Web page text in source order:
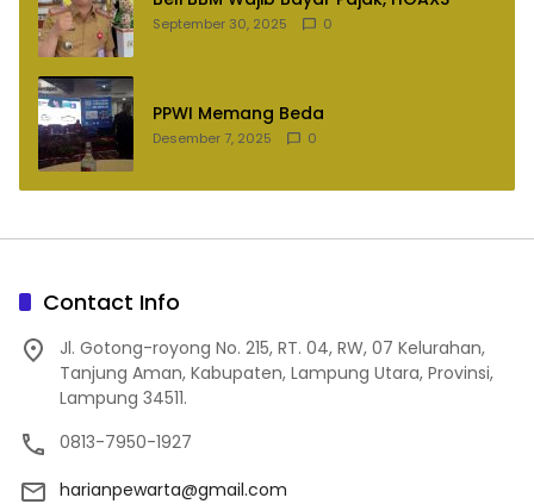
September 30, 2025 0
PPWI Memang Beda
Desember 7, 2025 0
Contact Info
Jl. Gotong-royong No. 215, RT. 04, RW, 07 Kelurahan,
Tanjung Aman, Kabupaten, Lampung Utara, Provinsi,
Lampung 34511.
0813-7950-1927
harianpewarta@gmail.com